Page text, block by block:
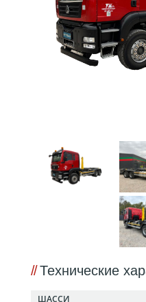
Технические
ШАССИ